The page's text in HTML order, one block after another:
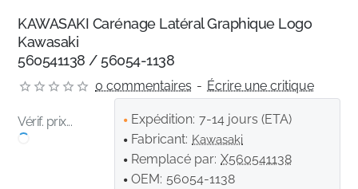
KAWASAKI Carénage Latéral Graphique Logo
Kawasaki
560541138 / 56054-1138
0 commentaires - Écrire une critique
Vérif. prix... Expédition: 7-14 jours (ETA)
Fabricant: Kawasaki
Remplacé par: X560541138
OEM: 56054-1138